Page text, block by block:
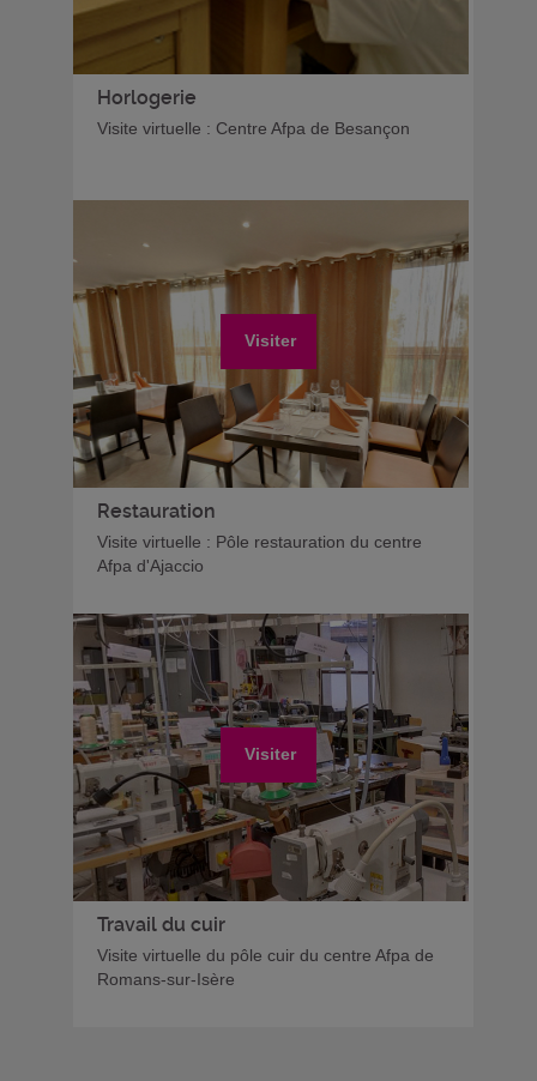
Horlogerie
Visite virtuelle : Centre Afpa de Besançon
Visiter
Restauration
Visite virtuelle : Pôle restauration du centre
Afpa d'Ajaccio
Visiter
Travail du cuir
Visite virtuelle du pôle cuir du centre Afpa de
Romans-sur-Isère